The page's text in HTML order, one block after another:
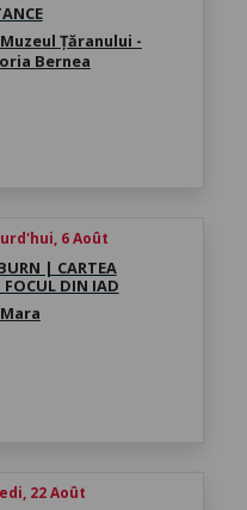
Țăranului -
Bernea
6 Août
| CARTEA
FOCUL DIN IAD
22 Août